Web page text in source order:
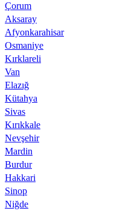
Çorum
Aksaray
Afyonkarahisar
Osmaniye
Kırklareli
Van
Elazığ
Kütahya
Sivas
Kırıkkale
Nevşehir
Mardin
Burdur
Hakkari
Sinop
Niğde